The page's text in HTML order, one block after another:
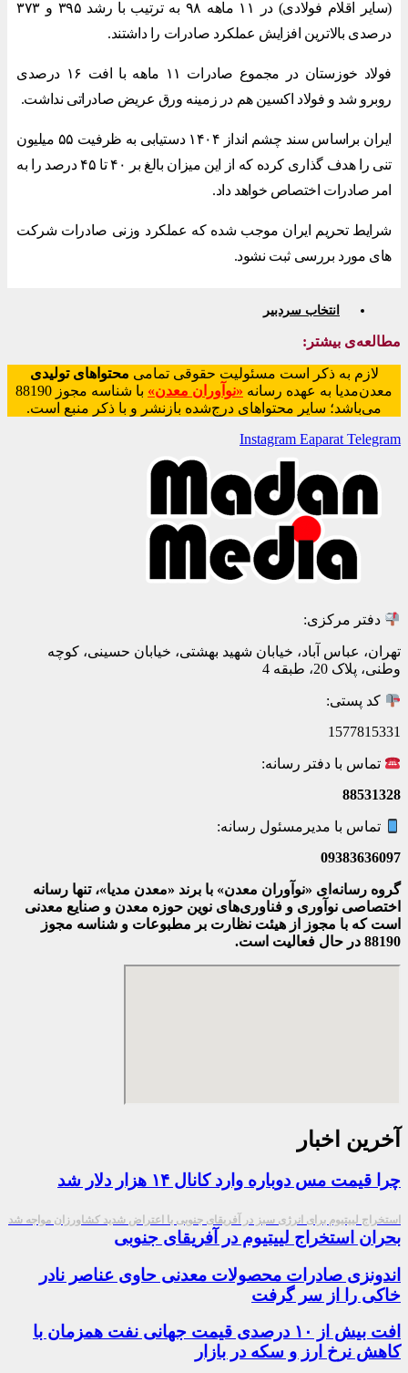
(سایر اقلام فولادی) در ۱۱ ماهه ۹۸ به ترتیب با رشد ۳۹۵ و ۳۷۳
درصدی بالاترین افزایش عملکرد صادرات را داشتند.
فولاد خوزستان در مجموع صادرات ۱۱ ماهه با افت ۱۶ درصدی
روبرو شد و فولاد اکسین هم در زمینه ورق عریض صادراتی نداشت.
ایران براساس سند چشم انداز ۱۴۰۴ دستیابی به ظرفیت ۵۵ میلیون
تنی را هدف گذاری کرده که از این میزان بالغ بر ۴۰ تا ۴۵ درصد را به
امر صادرات اختصاص خواهد داد.
شرایط تحریم ایران موجب شده که عملکرد وزنی صادرات شرکت
های مورد بررسی ثبت نشود.
انتخاب سردبیر
مطالعه‌ی بیشتر:
لازم به ذکر است مسئولیت حقوقی تمامی محتواهای تولیدی
معدن‌مدیا به عهده رسانه «نوآوران معدن»
با شناسه مجوز 88190
می‌باشد؛ سایر محتواهای درج‌شده بازنشر و با ذکر منبع است.
Instagram Eaparat Telegram
دفتر مرکزی:
تهران، عباس آباد، خیابان شهید بهشتی، خیابان حسینی، کوچه
وطنی، پلاک 20، طبقه 4
کد پستی:
1577815331
تماس با دفتر رسانه:
88531328
تماس با مدیرمسئول رسانه:
09383636097
گروه رسانه‌ای «نوآوران معدن» با برند «معدن مدیا»، تنها رسانه
اختصاصی نوآوری و فناوری‌های نوین حوزه معدن و صنایع معدنی‌
است که با مجوز از هیئت نظارت بر مطبوعات و شناسه مجوز
88190 در حال فعالیت است.
آخرین اخبار
چرا قیمت مس دوباره وارد کانال ۱۴ هزار دلار شد
استخراج لییتیوم برای انرژی سبز در آفریقای جنوبی با اعتراض شدید کشاورزان مواجه شد
بحران استخراج لییتیوم در آفریقای جنوبی
اندونزی صادرات محصولات معدنی حاوی عناصر نادر
خاکی را از سر گرفت
افت بیش از ۱۰ درصدی قیمت جهانی نفت همزمان با
کاهش نرخ ارز و سکه در بازار